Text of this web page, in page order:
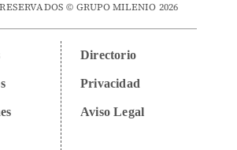
© GRUPO MILENIO 2026
Directorio
Privacidad
Aviso Legal